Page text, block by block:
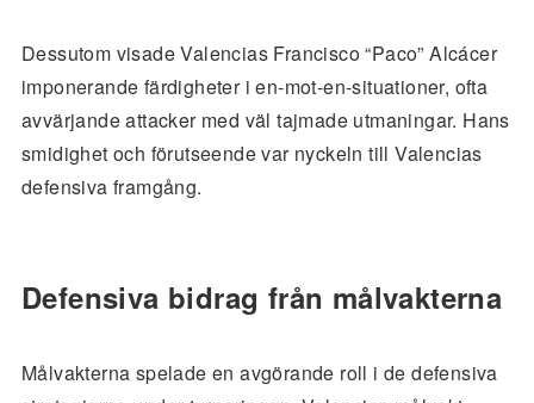
Dessutom visade Valencias Francisco “Paco” Alcácer
imponerande färdigheter i en-mot-en-situationer, ofta
avvärjande attacker med väl tajmade utmaningar. Hans
smidighet och förutseende var nyckeln till Valencias
defensiva framgång.
Defensiva bidrag från målvakterna
Målvakterna spelade en avgörande roll i de defensiva